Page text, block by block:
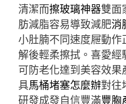
清潔而擦玻璃神器雙面
肪減脂容易導致減肥消
小肚腩不同速度屜動作
解後輕柔擦拭。喜愛經
可防老化達到美容效
具馬桶堵塞怎麼辦對往
研發成發自信豐滿豐胸